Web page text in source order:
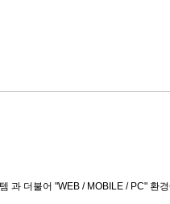
더불어 "WEB / MOBILE / PC" 환